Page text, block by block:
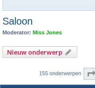
Saloon
Moderator: Miss Jones
Nieuw onderwerp
155 onderwerpen